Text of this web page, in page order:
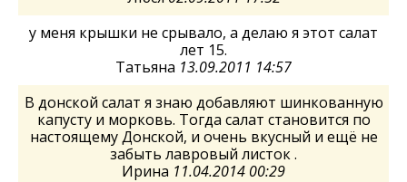
у меня крышки не срывало, а делаю я этот салат
лет 15.
Татьяна 13.09.2011 14:57
В донской салат я знаю добавляют шинкованную
капусту и морковь. Тогда салат становится по
настоящему Донской, и очень вкусный и ещё не
забыть лавровый листок .
Ирина 11.04.2014 00:29